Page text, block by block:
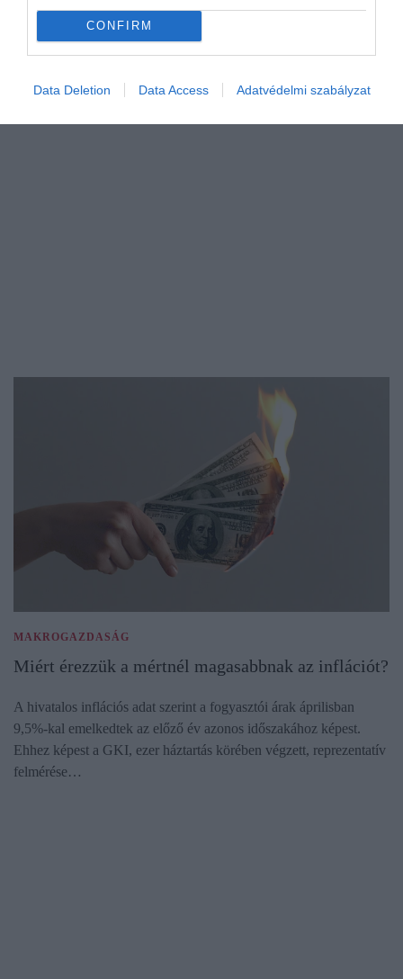
CONFIRM
Data Deletion Data Access Adatvédelmi szabályzat
Kínos! Nem vagyunk túl termelékenyek...
Ugyan nőtt Magyarország termelékenysége az elmúlt 13 évben,
országaihoz, valamint Németországhoz és Romániához képest.
MAKROGAZDASÁG
Miért érezzük a mértnél magasabbnak az inflációt?
A hivatalos inflációs adat szerint a fogyasztói árak áprilisban
9,5%-kal emelkedtek az előző év azonos időszakához képest.
Ehhez képest a GKI, ezer háztartás körében végzett, reprezentatív
felmérése…